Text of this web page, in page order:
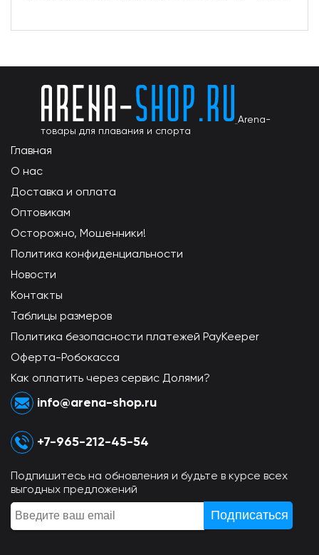
Arena-
товары для плавания и спорта
Главная
О нас
Доставка и оплата
Оптовикам
Осторожно, Мошенники!
Политика конфиденциальности
Новости
Контакты
Таблицы размеров
Политика безопасности платежей PayKeeper
Оферта-Робокасса
Как оплатить через сервис Долями?
info@arena-shop.ru
+7-965-212-45-54
Подпишитесь на обновления и будьте в курсе всех
выгодных предложений